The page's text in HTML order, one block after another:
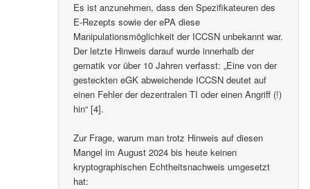
Es ist anzunehmen, dass den Spezifikateuren des
E-Rezepts sowie der ePA diese
Manipulationsmöglichkeit der ICCSN unbekannt war.
Der letzte Hinweis darauf wurde innerhalb der
gematik vor über 10 Jahren verfasst: „Eine von der
gesteckten eGK abweichende ICCSN deutet auf
einen Fehler der dezentralen TI oder einen Angriff (!)
hin“ [4].
Zur Frage, warum man trotz Hinweis auf diesen
Mangel im August 2024 bis heute keinen
kryptographischen Echtheitsnachweis umgesetzt
hat: